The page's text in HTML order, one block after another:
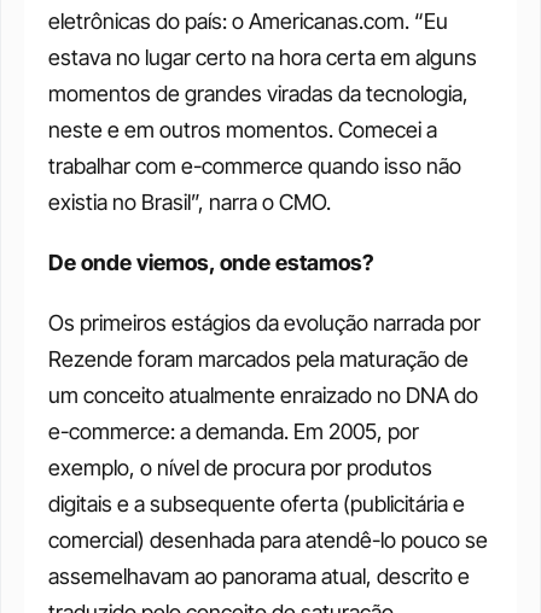
eletrônicas do país: o Americanas.com. “Eu
estava no lugar certo na hora certa em alguns
momentos de grandes viradas da tecnologia,
neste e em outros momentos. Comecei a
trabalhar com e-commerce quando isso não
existia no Brasil”, narra o CMO.
De onde viemos, onde estamos?
Os primeiros estágios da evolução narrada por
Rezende foram marcados pela maturação de
um conceito atualmente enraizado no DNA do
e-commerce: a demanda. Em 2005, por
exemplo, o nível de procura por produtos
digitais e a subsequente oferta (publicitária e
comercial) desenhada para atendê-lo pouco se
assemelhavam ao panorama atual, descrito e